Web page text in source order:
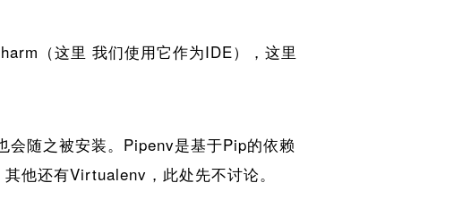
（这里 我们使用它作为IDE），这里
随之被安装。Pipenv是基于Pip的依赖
他还有Virtualenv，此处先不讨论。